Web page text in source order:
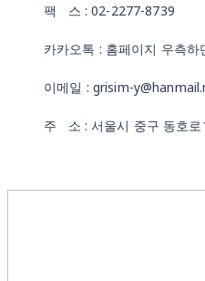
팩 스 : 02-2277-8739
카카오톡 : 홈페이지 우측하
이메일 : grisim-
주 소 : 서울시 중구 동호로